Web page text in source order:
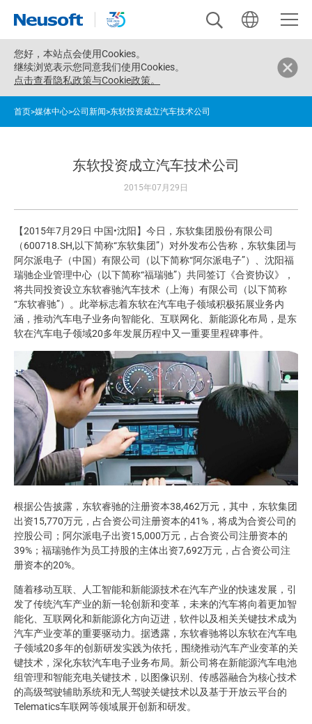
您好， 本站点会使用Cookies。
继续浏览表示您同意我们使用Cookies。
点击查看隐私政策与Cookie政策。
首页>媒体中心>公司新闻>东软投资成立汽车技术公司
东软投资成立汽车技术公司
2015年07月29日
【2015年7月29日 中国•沈阳】今日，东软集团股份有限公司
（600718.SH,以下简称“东软集团”）对外发布公告称，东软集团与
阿尔派电子（中国）有限公司（以下简称“阿尔派电子”）、沈阳福
瑞驰企业管理中心（以下简称“福瑞驰”）共同签订《合资协议》，
将共同投资设立东软睿驰汽车技术（上海）有限公司（以下简称
“东软睿驰”）。此举标志着东软在汽车电子领域积极拓展业务内
涵，推动汽车电子业务向智能化、互联网化、新能源化布局，是东
软在汽车电子领域20多年发展历程中又一重要里程碑事件。
根据公告披露，东软睿驰的注册资本38,462万元，其中，东软集团
出资15,770万元，占合资公司注册资本的41%，将成为合资公司的
控股公司；阿尔派电子出资15,000万元，占合资公司注册资本的
39%；福瑞驰作为员工持股的主体出资7,692万元，占合资公司注
册资本的20%。
随着移动互联、人工智能和新能源技术在汽车产业的快速发展，引
发了传统汽车产业的新一轮创新和变革，未来的汽车将向着更加智
能化、互联网化和新能源化方向迈进，软件以及相关关键技术成为
汽车产业变革的重要驱动力。据透露，东软睿驰将以东软在汽车电
子领域20多年的创新研发实践为依托，围绕推动汽车产业变革的关
键技术，深化东软汽车电子业务布局。新公司将在新能源汽车电池
组管理和智能充电关键技术，以图像识别、传感器融合为核心技术
的高级驾驶辅助系统和无人驾驶关键技术以及基于开放云平台的
Telematics车联网等领域展开创新和研发。